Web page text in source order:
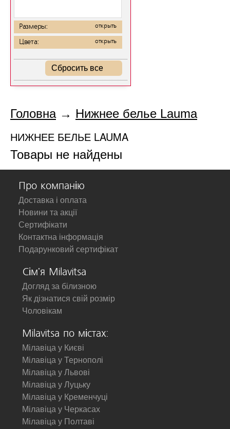
Размеры: открыть
Цвета: открыть
Сбросить все
Головна→ Нижнее белье Lauma
НИЖНЕЕ БЕЛЬЕ LAUMA
Товары не найдены
Про компанію
Доставка і оплата
Новини та акції
Сертифікати
Контактна інформація
Подарунковий сертифікат
Сім'я Milavitsa
Догляд за білизною
Як дізнатися свій розмір
Чоловікам
Milavitsa по містах:
Мілавіца у Києві
Мілавіца у Тернополі
Мілавіца у Львові
Мілавіца у Луцьку
Мілавіца у Кременчуці
Мілавіца у Черкасах
Мілавіца у Полтаві